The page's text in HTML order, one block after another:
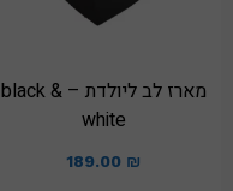
מארז לב ליולדת – black &
white
189.00 ₪